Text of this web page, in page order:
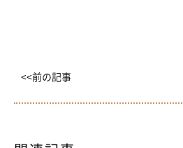
<<前の記事